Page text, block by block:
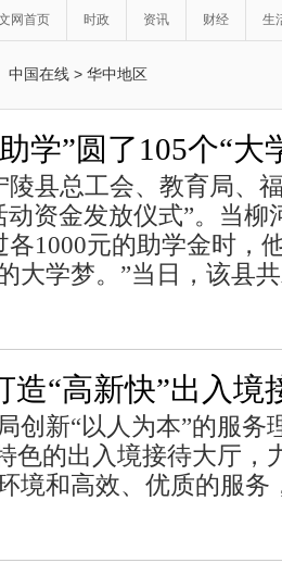
网首页 时政 资讯 财经 生
中国在线 > 华中地区
学”圆了105个“大
陵县总工会、教育局、
动资金发放仪式”。当柳
各1000元的助学金时，
大学梦。”当日，该县
造“高新快”出入境
创新“以人为本”的服务
色的出入境接待大厅，
境和高效、优质的服务